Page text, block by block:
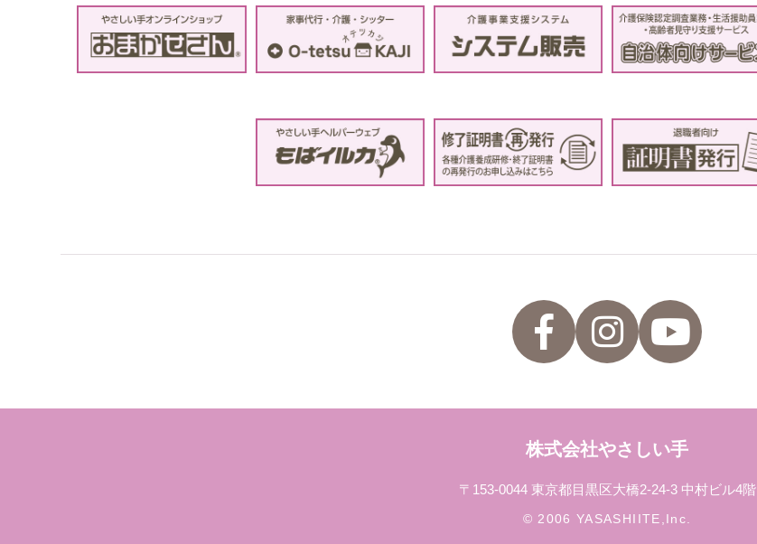
株式会社やさしい手
〒153-0044 東京都目黒区大橋2-24-3 中村ビル4階
© 2006 YASASHIITE,Inc.